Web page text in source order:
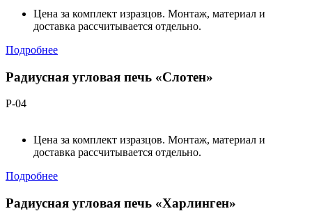
Цена за комплект изразцов. Монтаж, материал и
доставка рассчитывается отдельно.
Подробнее
Радиусная угловая печь «Слотен»
Р-04
Цена за комплект изразцов. Монтаж, материал и
доставка рассчитывается отдельно.
Подробнее
Радиусная угловая печь «Харлинген»